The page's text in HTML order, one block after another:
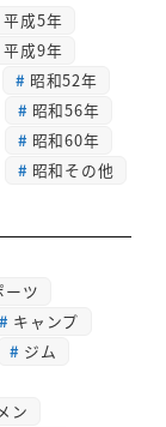
平成5年
平成9年
昭和52年
昭和56年
昭和60年
昭和その他
ーツ
キャンプ
ジム
ン